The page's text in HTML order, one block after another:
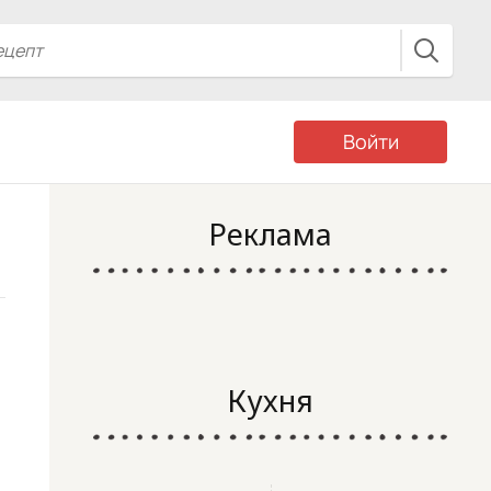
Войти
Реклама
Кухня